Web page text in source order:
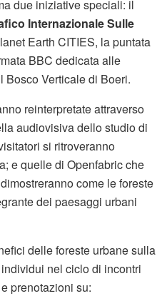
due iniziative speciali: il
Internazionale Sulle
Earth CITIES, la puntata
BBC dedicata alle
Bosco Verticale di Boeri.
reinterpretate attraverso
audiovisiva dello studio di
si ritroveranno
e quelle di Openfabric che
come le foreste
dei paesaggi urbani
delle foreste urbane sulla
nel ciclo di incontri
prenotazioni su: